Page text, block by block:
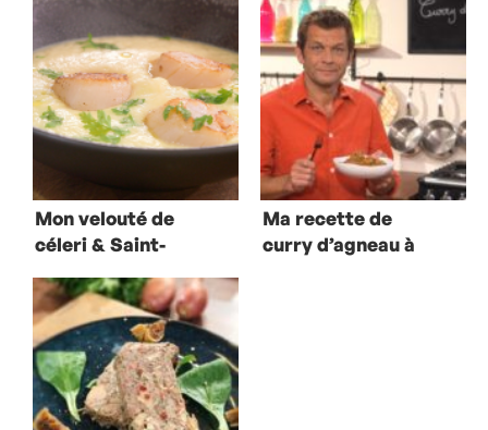
Mon velouté de
céleri & Saint-
Ma recette de
curry d’agneau à